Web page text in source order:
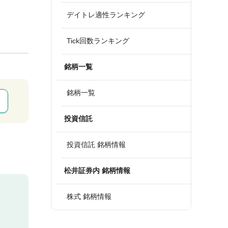
デイトレ適性ランキング
Tick回数ランキング
銘柄一覧
銘柄一覧
投資信託
投資信託 銘柄情報
松井証券内 銘柄情報
株式 銘柄情報